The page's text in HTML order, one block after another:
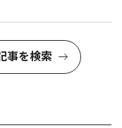
事を検索